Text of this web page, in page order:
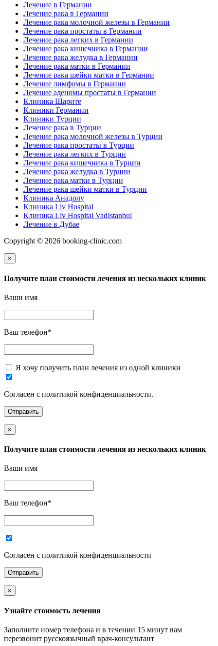
Лечение в Германии
Лечение рака в Германии
Лечение рака молочной железы в Германии
Лечение рака простаты в Германии
Лечение рака легких в Германии
Лечение рака кишечника в Германии
Лечение рака желудка в Германии
Лечение рака матки в Германии
Лечение рака шейки матки в Германии
Лечение лимфомы в Германии
Лечение аденомы простаты в Германии
Клиника Шарите
Клиники Германии
Клиники Турции
Лечение рака в Турции
Лечение рака молочной железы в Турции
Лечение рака простаты в Турции
Лечение рака легких в Турции
Лечение рака кишечника в Турции
Лечение рака желудка в Турции
Лечение рака матки в Турции
Лечение рака шейки матки в Турции
Клиника Анадолу
Клиника Liv Hospital
Клиника Liv Hospital VadIstanbul
Лечение в Дубае
Copyright © 2026 booking-clinic.com
×
Получите план стоимости лечения из нескольких клиник
Ваши имя
Ваш телефон*
Я хочу получить план лечения из одной клиники
Согласен с политикой конфиденциальности.
×
Получите план стоимости лечения из нескольких клиник
Ваши имя
Ваш телефон*
Согласен с политикой конфиденциальности
×
Узнайте стоимость лечения
Заполните номер телефона и в течении 15 минут вам
перезвонит русскоязычный врач-консультант